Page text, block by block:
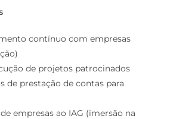
contínuo com empresas
de projetos patrocinados
de prestação de contas para
empresas ao IAG (imersão na